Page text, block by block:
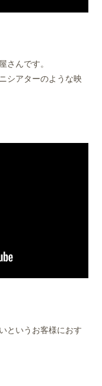
さんです。
シアターのような映
というお客様におす